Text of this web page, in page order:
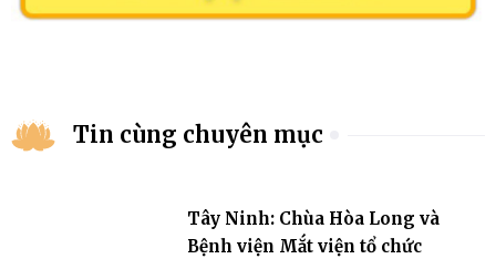
Tin cùng chuyên mục
Tây Ninh: Chùa Hòa Long và
Bệnh viện Mắt viện tổ chức